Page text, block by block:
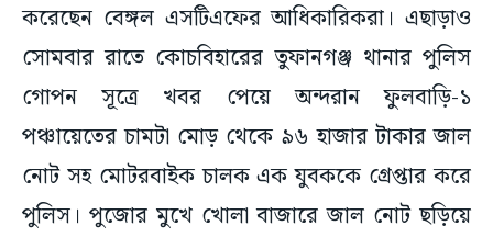
করেছেন বেঙ্গল এসটিএফের আধিকারিকরা। এছাড়াও
সোমবার রাতে কোচবিহারের তুফানগঞ্জ থানার পুলিস
গোপন সূত্রে খবর পেয়ে অন্দরান ফুলবাড়ি-১
পঞ্চায়েতের চামটা মোড় থেকে ৯৬ হাজার টাকার জাল
নোট সহ মোটরবাইক চালক এক যুবককে গ্রেপ্তার করে
পুলিস। পুজোর মুখে খোলা বাজারে জাল নোট ছড়িয়ে